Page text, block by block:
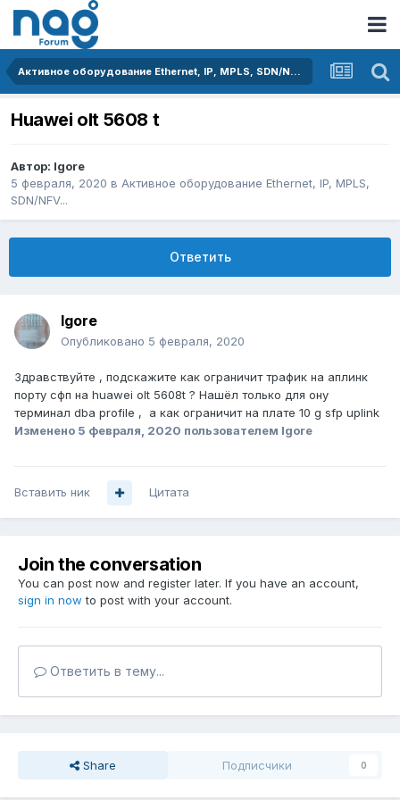
Активное оборудование Ethernet, IP, MPLS, SDN/NFV...
Huawei olt 5608 t
Автор: Igore
5 февраля, 2020 в Активное оборудование Ethernet, IP, MPLS,
SDN/NFV...
Ответить
Igore
Опубликовано 5 февраля, 2020
Здравствуйте , подскажите как ограничит трафик на аплинк
порту сфп на huawei olt 5608t ? Нашёл только для ону
терминал dba profile , а как ограничит на плате 10 g sfp uplink
Изменено 5 февраля, 2020 пользователем Igore
Вставить ник Цитата
Join the conversation
You can post now and register later. If you have an account,
sign in now to post with your account.
Ответить в тему...
Share Подписчики 0